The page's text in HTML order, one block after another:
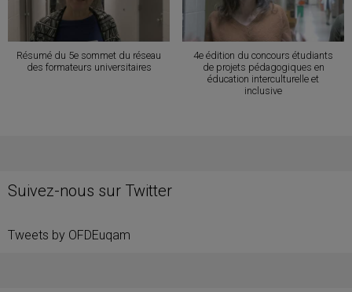
Résumé du 5e sommet du réseau
des formateurs universitaires
4e édition du concours étudiants
de projets pédagogiques en
éducation interculturelle et
inclusive
Suivez-nous sur Twitter
Tweets by OFDEuqam